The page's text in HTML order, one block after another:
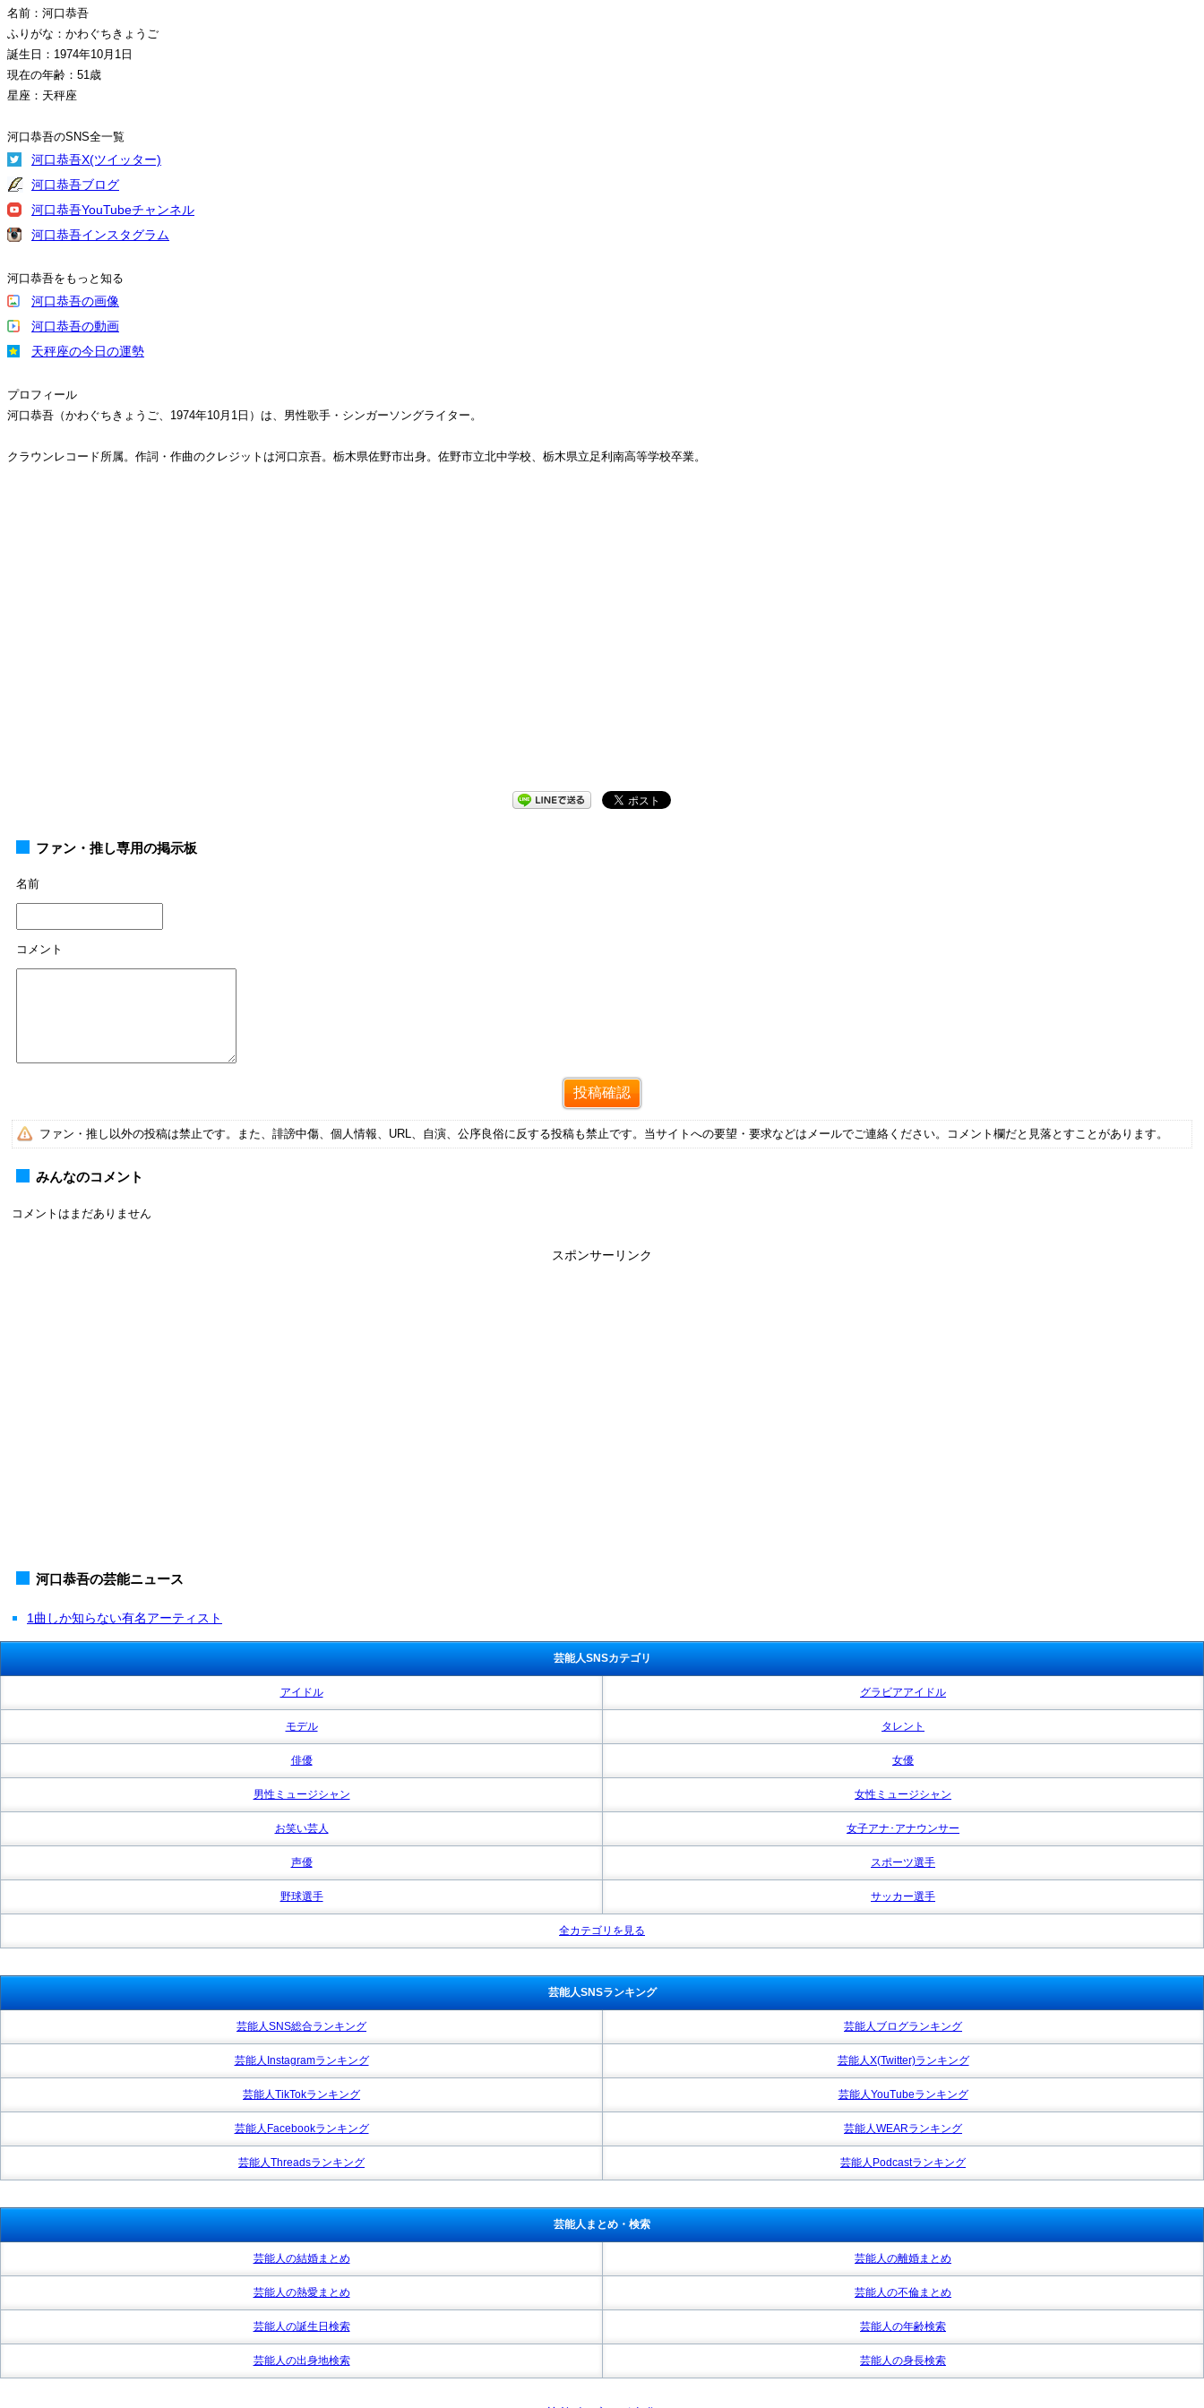
名前：河口恭吾
ふりがな：かわぐちきょうご
誕生日：1974年10月1日
現在の年齢：51歳
星座：天秤座
河口恭吾のSNS全一覧
河口恭吾X(ツイッター)
河口恭吾ブログ
河口恭吾YouTubeチャンネル
河口恭吾インスタグラム
河口恭吾をもっと知る
河口恭吾の画像
河口恭吾の動画
天秤座の今日の運勢
プロフィール
河口恭吾（かわぐちきょうご、1974年10月1日）は、男性歌手・シンガーソングライター。
クラウンレコード所属。作詞・作曲のクレジットは河口京吾。栃木県佐野市出身。佐野市立北中学校、栃木県立足利南高等学校卒業。
ファン・推し専用の掲示板
名前
コメント
ファン・推し以外の投稿は禁止です。また、誹謗中傷、個人情報、URL、自演、公序良俗に反する投稿も禁止です。当サイトへの要望・要求などはメールでご連絡ください。コメント欄だと見落とすことがあります。
みんなのコメント
コメントはまだありません
スポンサーリンク
河口恭吾の芸能ニュース
1曲しか知らない有名アーティスト
芸能人SNSカテゴリ
アイドル グラビアアイドル
モデル タレント
俳優 女優
男性ミュージシャン 女性ミュージシャン
お笑い芸人 女子アナ･アナウンサー
声優 スポーツ選手
野球選手 サッカー選手
全カテゴリを見る
芸能人SNSランキング
芸能人SNS総合ランキング 芸能人ブログランキング
芸能人Instagramランキング 芸能人X(Twitter)ランキング
芸能人TikTokランキング 芸能人YouTubeランキング
芸能人Facebookランキング 芸能人WEARランキング
芸能人Threadsランキング 芸能人Podcastランキング
芸能人まとめ・検索
芸能人の結婚まとめ 芸能人の離婚まとめ
芸能人の熱愛まとめ 芸能人の不倫まとめ
芸能人の誕生日検索 芸能人の年齢検索
芸能人の出身地検索 芸能人の身長検索